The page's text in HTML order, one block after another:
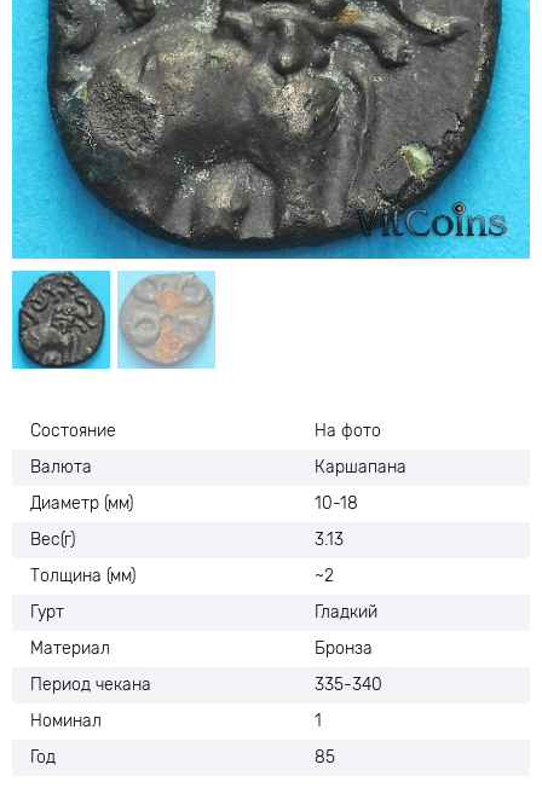
Состояние
На фото
Валюта
Каршапана
Диаметр (мм)
10-18
Вес(г)
3.13
Толщина (мм)
~2
Гурт
Гладкий
Материал
Бронза
Период чекана
335-340
Номинал
1
Год
85